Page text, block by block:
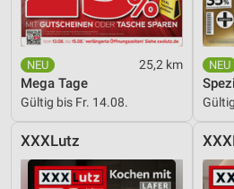
25,2 km
Mega Tage
Gültig bis Fr. 14.08.
XXXLutz